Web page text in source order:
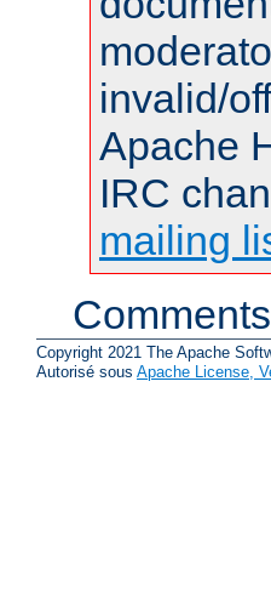
invalid/
Apache
IRC
mailing
Copyright 2021 The Apache
Autorisé sous Apache License,